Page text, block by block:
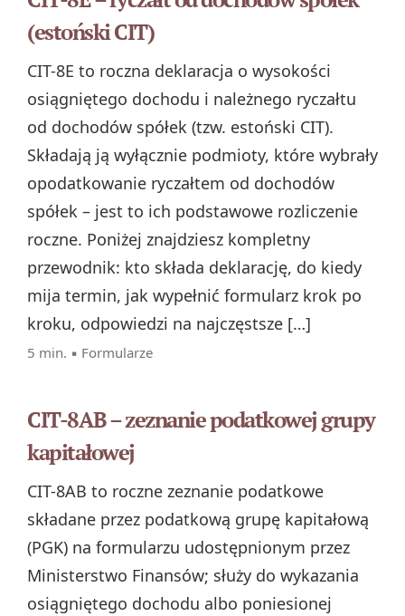
(estoński CIT)
CIT-8E to roczna deklaracja o wysokości
osiągniętego dochodu i należnego ryczałtu
od dochodów spółek (tzw. estoński CIT).
Składają ją wyłącznie podmioty, które wybrały
opodatkowanie ryczałtem od dochodów
spółek – jest to ich podstawowe rozliczenie
roczne. Poniżej znajdziesz kompletny
przewodnik: kto składa deklarację, do kiedy
mija termin, jak wypełnić formularz krok po
kroku, odpowiedzi na najczęstsze […]
5 min. ▪ Formularze
CIT-8AB – zeznanie podatkowej grupy
kapitałowej
CIT-8AB to roczne zeznanie podatkowe
składane przez podatkową grupę kapitałową
(PGK) na formularzu udostępnionym przez
Ministerstwo Finansów; służy do wykazania
osiągniętego dochodu albo poniesionej